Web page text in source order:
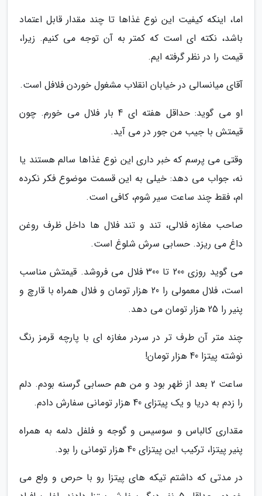
اما، اینکه کیفیت این نوع غذاها تا چند مقدار قابل اعتماد
باشد، نکته ای است که کمتر به آن توجه می کنیم. زیرا،
قیمت را در نظر گرفته ایم.
آقای میانسالی در خیابان انقلاب مشغول خوردن فلافل است.
او می گوید: حداقل هفته ای 4 بار فلال می خورم. چون
قیمتش با جیب من جور در می آید.
وقتی می پرسم که خبر داری این نوع غذاها سالم هستند یا
نه، جواب می دهد: خیلی به این قسمت موضوع فکر نکرده
ام، فقط چند ساعت سیر شوم، کافی است.
صاحب مغازه فلالی، تند و تند فلال ها داخل ظرف روغن
داغ می ریزد. حسابی سرش شلوغ است.
می گوید روزی 200 تا 300 فلال می فروشد. قیمتش مناسب
است، فلال معمولی را 20 هزار تومان و فلال همراه با قارچ و
پنیر را 25 هزار تومان می دهد.
چند متر آن طرف تر در سردر مغازه ای با پارچه قرمز رنگ
نوشته پیتزا 40 هزار تومان!
ساعت 2 بعد از ظهر بود و من هم حسابی گرسنه بودم. دلم
را زدم به دریا و یک پیتزای 40 هزار تومانی سفارش دادم.
مقداری کالباس و سوسیس و گوجه و فلفل دلمه به همراه
پنیر پیتزا، ترکیب این پیتزای 40 هزار تومانی را بود.
در مدتی که داشتم تیکه های پیتزا رو با حرص و ولع می